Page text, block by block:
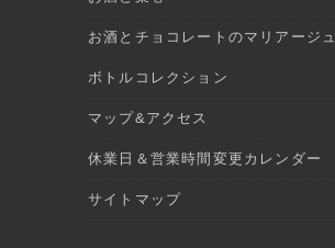
お酒とチョコレートのマリアージュ
ボトルコレクション
マップ&アクセス
休業日＆営業時間変更カレンダー
サイトマップ